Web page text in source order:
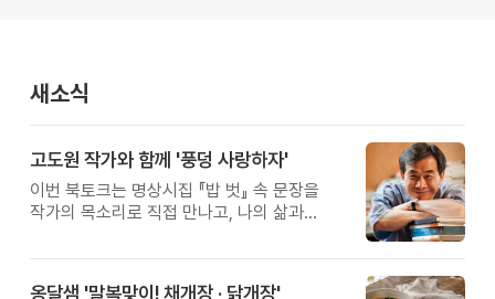
새소식
고도원 작가와 함께 '풍덩 사랑하자'
이번 북토크는 명상시집 『밥 벗』 속 문장을
작가의 목소리로 직접 만나고, 나의 삶과
옹달샘 '말복맞이! 채개장 · 닭개장'